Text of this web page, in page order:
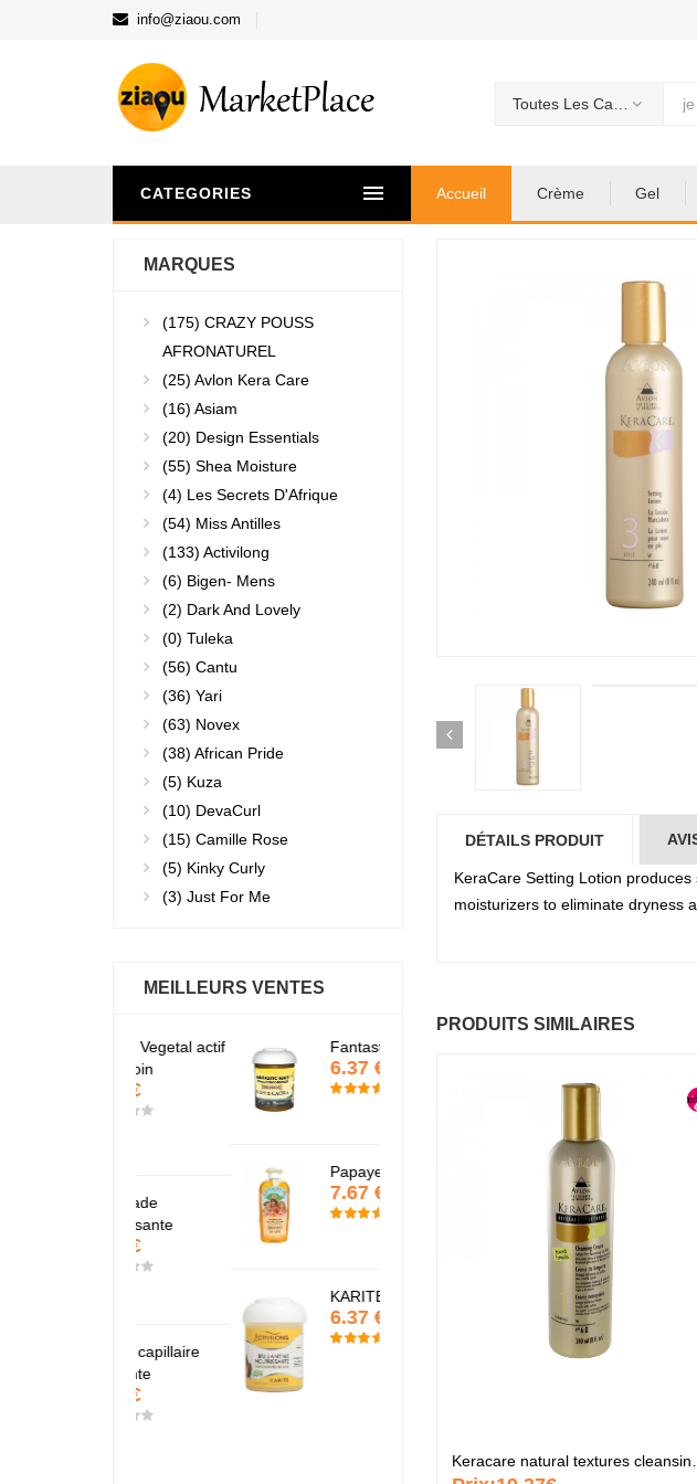
info@ziaou.com
CATEGORIES Accueil Crème Gel
DÉTAILS PRODUIT
KeraCare Setting Lotion
moisturizers to eliminate dryness
PRODUITS SIMILAIRES
MARQUES
(175) CRAZY POUSS
AFRONATUREL
(25) Avlon Kera Care
(16) Asiam
(20) Design Essentials
(55) Shea Moisture
(4) Les Secrets D'Afrique
(54) Miss Antilles
(133) Activilong
(6) Bigen- Mens
(2) Dark And Lovely
(0) Tuleka
(56) Cantu
(36) Yari
(63) Novex
(38) African Pride
(5) Kuza
(10) DevaCurl
(15) Camille Rose
(5) Kinky Curly
(3) Just For Me
MEILLEURS VENTES
Fantastic Hair
6.37 €
Papaye
7.67 €
KARITE
6.37 €
nourrissante
Crème capillaire